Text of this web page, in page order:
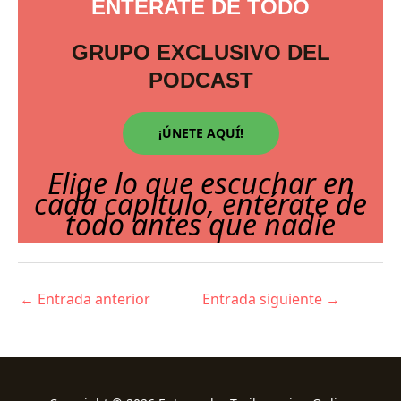
ENTERATE DE TODO
GRUPO EXCLUSIVO DEL
PODCAST
¡ÚNETE AQUÍ!
Elige lo que escuchar en
cada capitulo, entérate de
todo antes que nadie
← Entrada anterior Entrada siguiente →